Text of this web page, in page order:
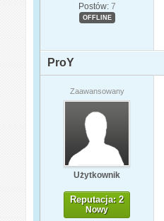
Postów: 7
OFFLINE
ProY
Zaawansowany
Użytkownik
Reputacja: 2
Nowy